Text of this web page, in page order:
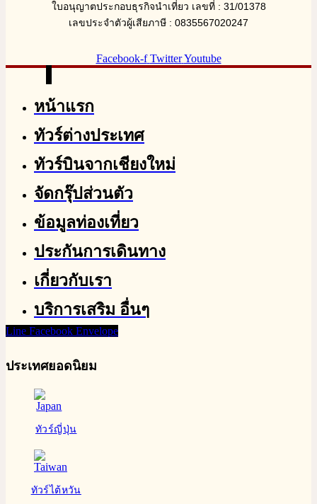
ใบอนุญาตประกอบธุรกิจนำเที่ยว เลขที่ : 31/01378
เลขประจำตัวผู้เสียภาษี : 0835567020247
Facebook-f Twitter Youtube
หน้าแรก
ทัวร์ต่างประเทศ
ทัวร์บินจากเชียงใหม่
จัดกรุ๊ปส่วนตัว
ข้อมูลท่องเที่ยว
ประกันการเดินทาง
เกี่ยวกับเรา
บริการเสริม อื่นๆ
Line Facebook Envelope
ประเทศยอดนิยม
ทัวร์ญี่ปุ่น
ทัวร์ไต้หวัน